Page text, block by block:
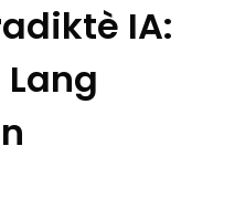
IA:
Lang